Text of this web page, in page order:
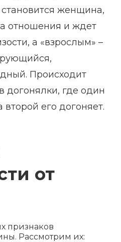
женщина,
отношения и ждет
а «взрослым» –
Происходит
догонялки, где один
второй его догоняет.
от
признаков
Рассмотрим их: